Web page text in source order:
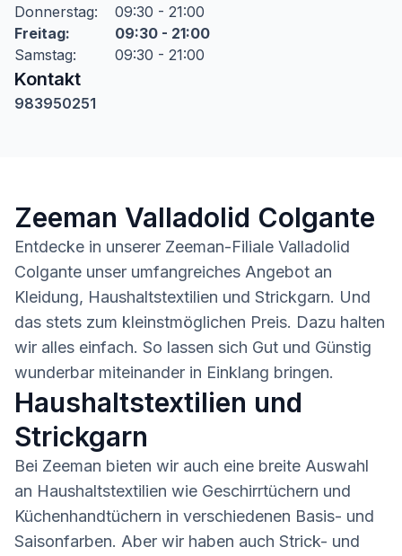
Donnerstag:
09:30 - 21:00
Freitag:
09:30 - 21:00
Samstag: 09:30 - 21:00
Kontakt
983950251
Zeeman Valladolid Colgante
Entdecke in unserer Zeeman-Filiale Valladolid
Colgante unser umfangreiches Angebot an
Kleidung, Haushaltstextilien und Strickgarn. Und
das stets zum kleinstmöglichen Preis. Dazu halten
wir alles einfach. So lassen sich Gut und Günstig
wunderbar miteinander in Einklang bringen.
Haushaltstextilien und
Strickgarn
Bei Zeeman bieten wir auch eine breite Auswahl
an Haushaltstextilien wie Geschirrtüchern und
Küchenhandtüchern in verschiedenen Basis- und
Saisonfarben. Aber wir haben auch Strick- und